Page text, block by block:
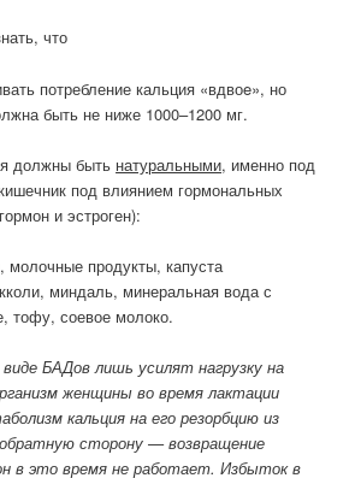
что
потребление кальция «вдвоe», но
быть не ниже 1000–1200 мг.
должны быть натуральными, именно под
под влиянием гормональных
и эстроген):
молочные продукты, капуста
миндаль, минеральная вода с
тофу, соевое молоко.
виде БАДов лишь усилят нагрузку на
женщины во время лактации
кальция на его резорбцию из
сторону — возвращение
в это время не работает. Избыток в